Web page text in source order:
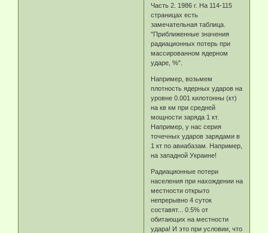
Часть 2. 1986 г. На 114-115
страницах есть
замечательная таблица.
"Приближенные значения
радиационных потерь при
массированном ядерном
ударе, %".
Например, возьмем
плотность ядерных ударов на
уровне 0.001 килотонны (кт)
на кв км при средней
мощности заряда 1 кт.
Например, у нас серия
точечных ударов зарядами в
1 кт по авиабазам. Например,
на западной Украине!
Радиационные потери
населения при нахождении на
местности открыто
непрерывно 4 суток
составят... 0.5% от
обитающих на местности
удара! И это при условии, что